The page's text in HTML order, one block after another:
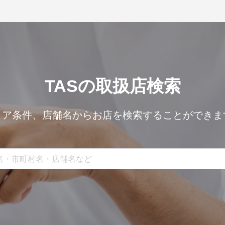
TASの取扱店検索
条件、店舗名からお店を検索することができ